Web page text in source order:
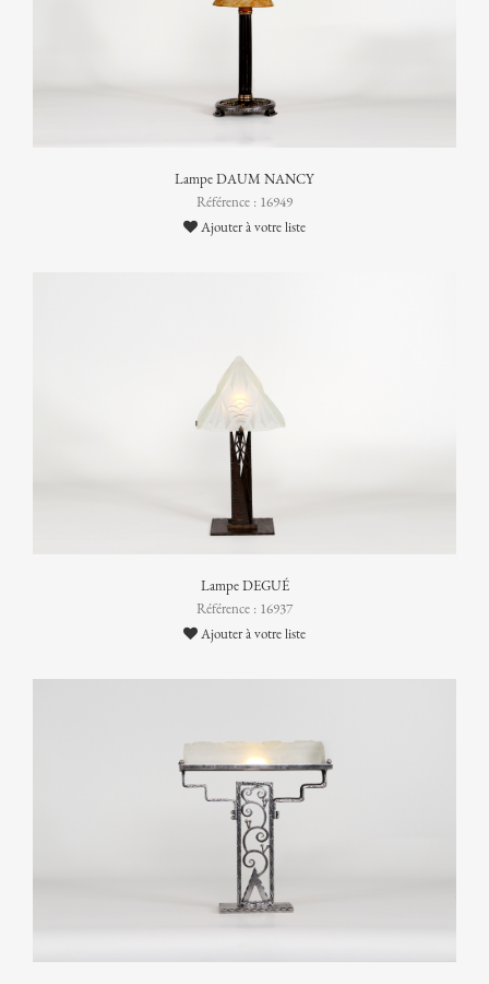
Lampe DAUM NANCY
Référence : 16949
Ajouter à votre liste
Lampe DEGUÉ
Référence : 16937
Ajouter à votre liste